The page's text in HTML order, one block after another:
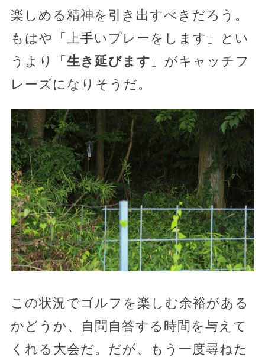
楽しめる精神を引き出すべきだろう。
もはや「上手いプレーをします」とい
うより「 生き延びます 」がキャッチフ
レーズになりそうだ。
この状況でゴルフを楽しむ余裕がある
かどうか、自問自答する時間を与えて
くれる大会だ。だが、もう一度尋ねた